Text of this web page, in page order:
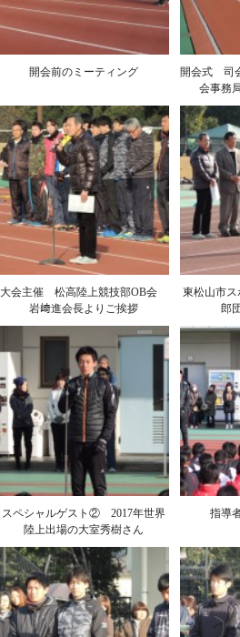
開会前のミーティング
開会式 司
会事務
大会主催 松高陸上競技部OB会
岩﨑進会長よりご挨拶
東松山市
郎
スペシャルゲスト② 2017年世界
陸上出場の大室秀樹さん
指導